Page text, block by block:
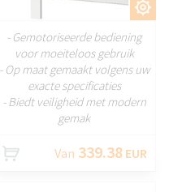
AANPASSEN
- Gemotoriseerde bediening
voor moeiteloos gebruik
- Op maat gemaakt volgens uw
exacte specificaties
- Biedt veiligheid met modern
gemak
Van 339.38 EUR